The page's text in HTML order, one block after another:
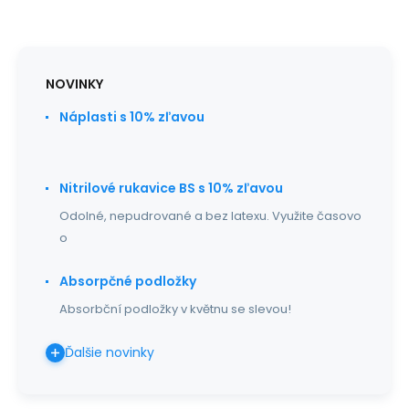
NOVINKY
Náplasti s 10% zľavou
Nitrilové rukavice BS s 10% zľavou
Odolné, nepudrované a bez latexu. Využite časovo
o
Absorpčné podložky
Absorbční podložky v květnu se slevou!
Ďalšie novinky